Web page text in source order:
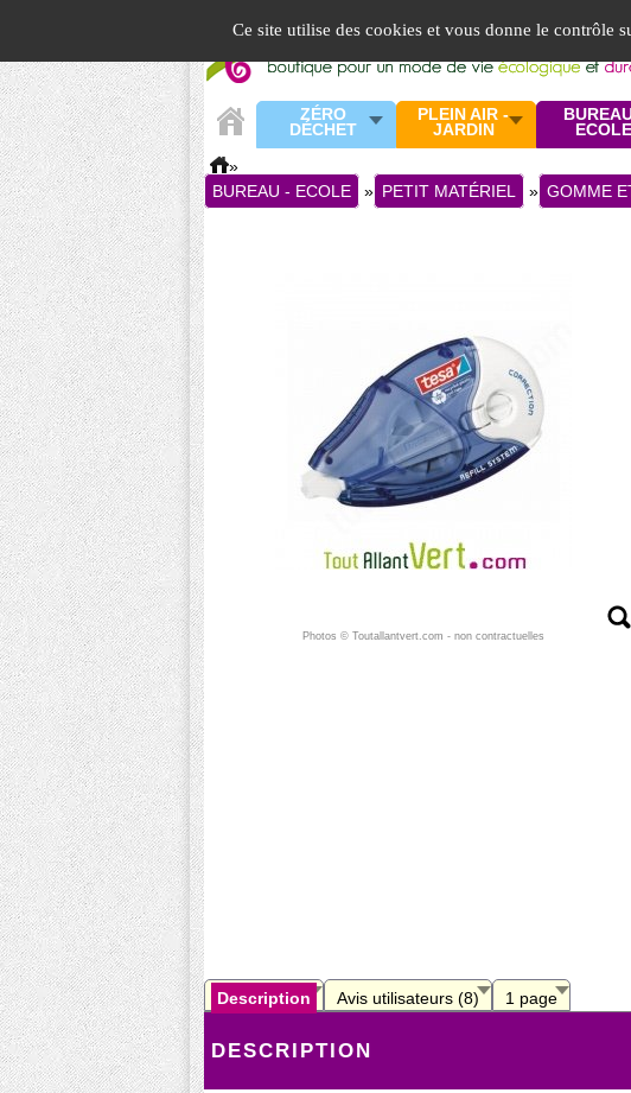
Ce site utilise des cookies et vous donne le contrôle
ZÉRO
DÉCHET
PLEIN AIR -
JARDIN
ECOLE
»
BUREAU - ECOLE
» PETIT MATÉRIEL » GOMME
Photos © Toutallantvert.com - non contractuelles
Description Avis utilisateurs (8) 1 page
DESCRIPTION